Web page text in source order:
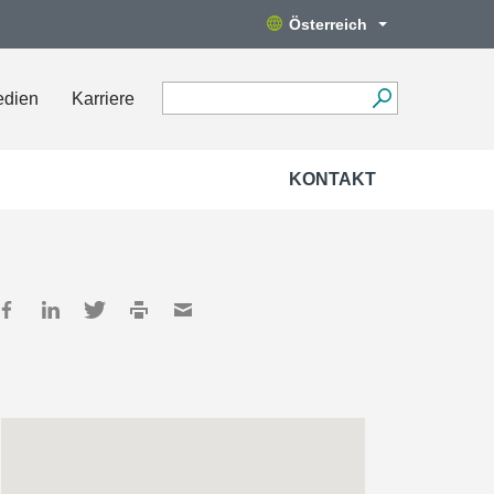
Österreich
Karriere
KONTAKT